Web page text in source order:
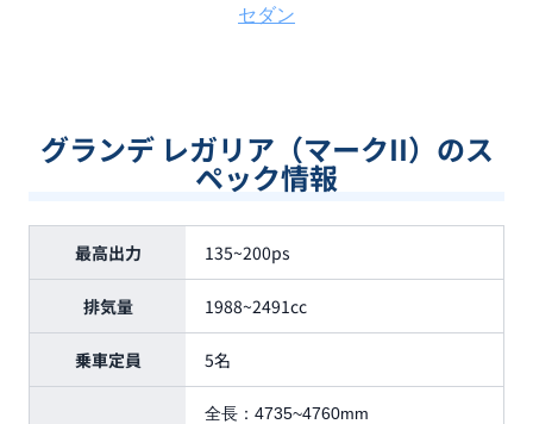
セダン
グランデ レガリア（マークII）のス
ペック情報
最高出力 135~200ps
排気量 1988~2491cc
乗車定員 5名
全長： 4735~4760mm